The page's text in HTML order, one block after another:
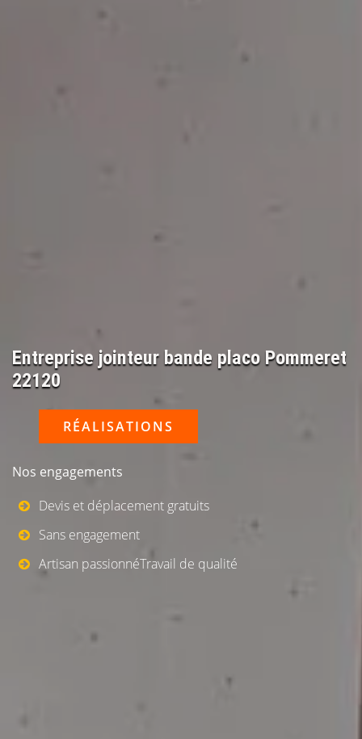
Entreprise jointeur bande placo Pommeret
22120
RÉALISATIONS
Nos engagements
Devis et déplacement gratuits
Sans engagement
Artisan passionnéTravail de qualité